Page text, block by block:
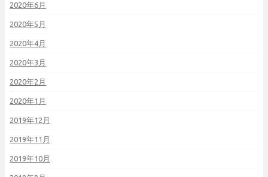
2020年6月
2020年5月
2020年4月
2020年3月
2020年2月
2020年1月
2019年12月
2019年11月
2019年10月